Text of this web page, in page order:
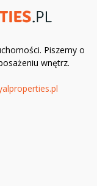
Piszemy o
wnętrz.